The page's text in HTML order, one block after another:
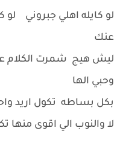
لو كايله اهلي جبروني
عنك
ليش هيج شمرت الكلام
وحبي الها
بكل بساطه تكول اريد
لا والنوب الي اقوى منها